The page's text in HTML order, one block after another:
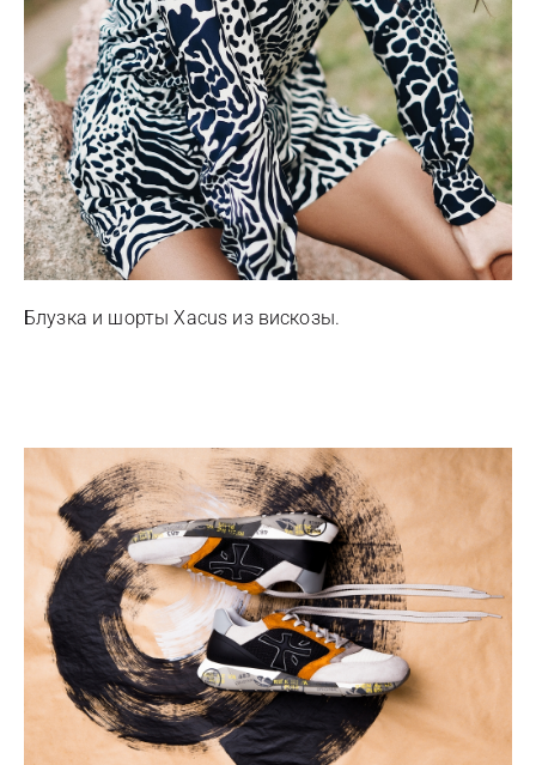
Блузка и шорты Xacus из вискозы.